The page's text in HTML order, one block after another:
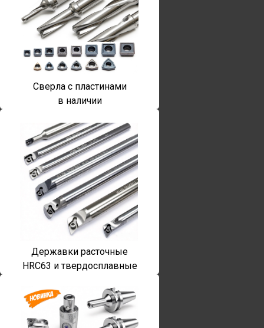
Сверла с пластинами
в наличии
Державки расточные
HRC63 и твердосплавные